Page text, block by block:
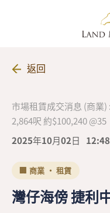
返回
市場租賃成交消息 (商業)
2,864呎 約$100,240 @35
2025年10月02日
12:48
🏢 商業 · 租賃
灣仔海傍 捷利